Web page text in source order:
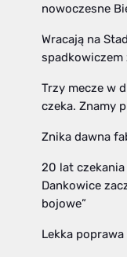
nowoczesne
Wracają na
spadkowiczem
Trzy mecze w
czeka. Znamy
Znika dawna
20 lat czekania
Dankowice
bojowe”
Lekka